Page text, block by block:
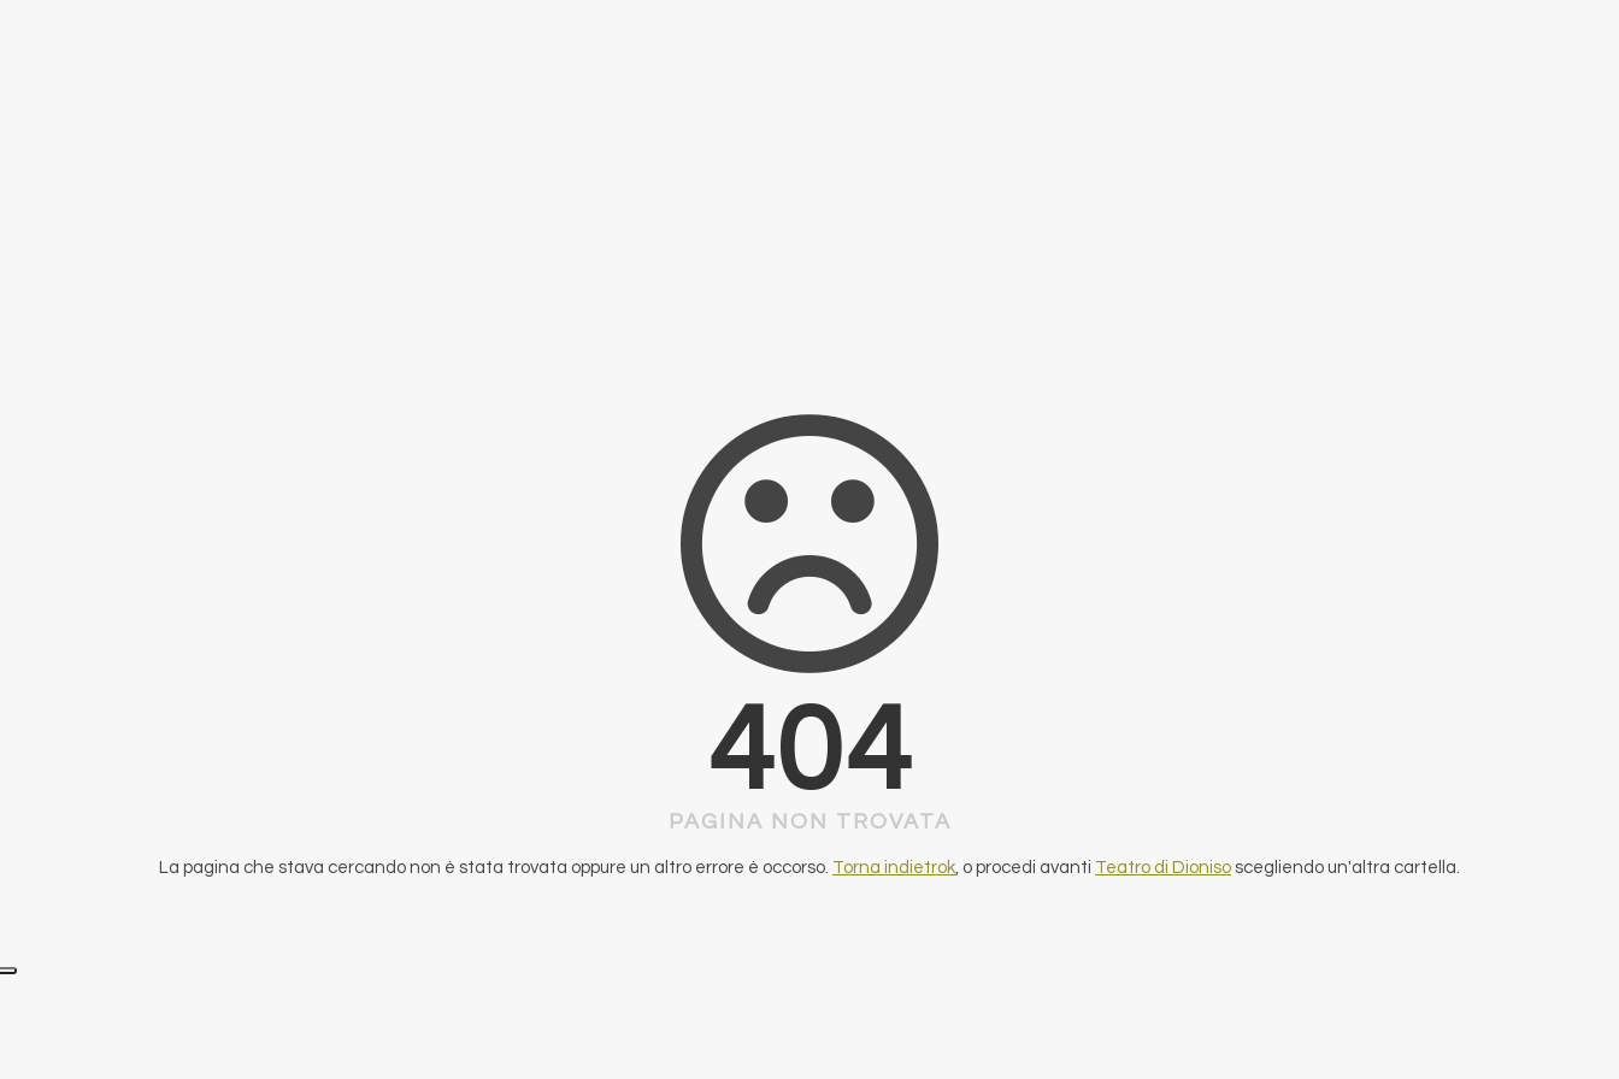
404
PAGINA NON TROVATA
La pagina che stava cercando non è stata trovata oppure un altro errore è occorso. Torna indietrok , o procedi avanti Teatro di Dioniso scegliendo un'altra cartella.